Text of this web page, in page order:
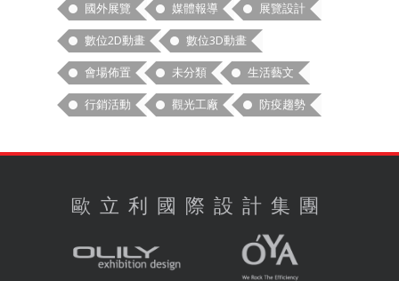
國外展覽
媒體報導
展覽設計
數位2D動畫
數位3D動畫
會場佈置
未分類
生活藝文
行銷活動
觀光工廠 防疫趨勢
歐立利國際設計集團